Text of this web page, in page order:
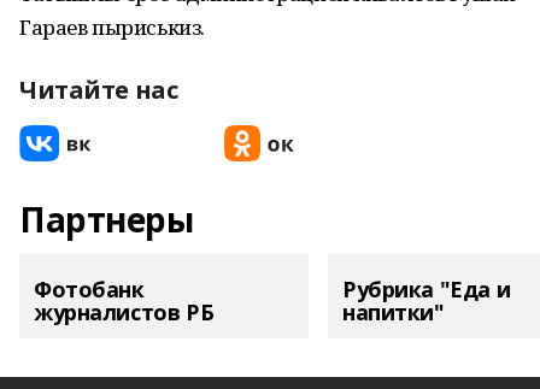
Гараев пыриськиз.
Читайте нас
Партнеры
Фотобанк
журналистов РБ
Рубрика "Еда и
напитки"